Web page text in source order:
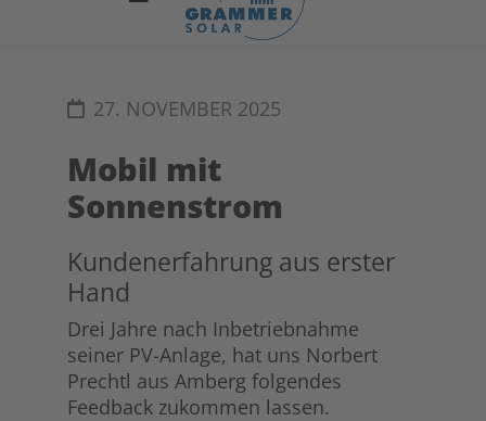
27. NOVEMBER 2025
Mobil mit
Sonnenstrom
Kundenerfahrung aus erster
Hand
Drei Jahre nach Inbetriebnahme
seiner PV-Anlage, hat uns Norbert
Prechtl aus Amberg folgendes
Feedback zukommen lassen.